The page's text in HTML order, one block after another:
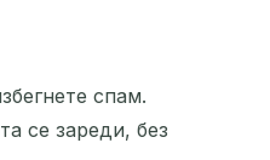
спам.
се зареди, без